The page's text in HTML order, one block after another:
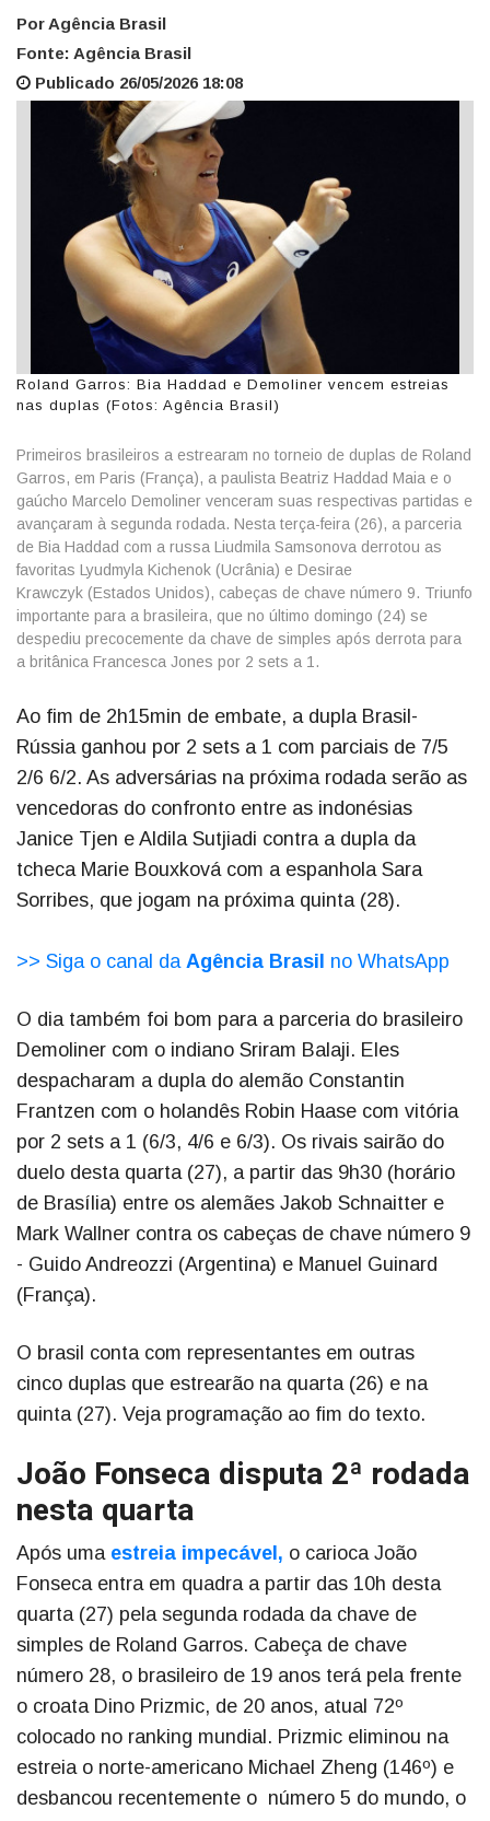
Por Agência Brasil
Fonte: Agência Brasil
Publicado 26/05/2026 18:08
Roland Garros: Bia Haddad e Demoliner vencem estreias
nas duplas (Fotos: Agência Brasil)
Primeiros brasileiros a estrearam no torneio de duplas de Roland
Garros, em Paris (França), a paulista Beatriz Haddad Maia e o
gaúcho Marcelo Demoliner venceram suas respectivas partidas e
avançaram à segunda rodada. Nesta terça-feira (26), a parceria
de Bia Haddad com a russa Liudmila Samsonova derrotou as
favoritas Lyudmyla Kichenok (Ucrânia) e Desirae
Krawczyk (Estados Unidos), cabeças de chave número 9. Triunfo
importante para a brasileira, que no último domingo (24) se
despediu precocemente da chave de simples após derrota para
a britânica Francesca Jones por 2 sets a 1.
Ao fim de 2h15min de embate, a dupla Brasil-
Rússia ganhou por 2 sets a 1 com parciais de 7/5
2/6 6/2. As adversárias na próxima rodada serão as
vencedoras do confronto entre as indonésias
Janice Tjen e Aldila Sutjiadi contra a dupla da
tcheca Marie Bouxková com a espanhola Sara
Sorribes, que jogam na próxima quinta (28).
>> Siga o canal da Agência Brasil no WhatsApp
O dia também foi bom para a parceria do brasileiro
Demoliner com o indiano Sriram Balaji. Eles
despacharam a dupla do alemão Constantin
Frantzen com o holandês Robin Haase com vitória
por 2 sets a 1 (6/3, 4/6 e 6/3). Os rivais sairão do
duelo desta quarta (27), a partir das 9h30 (horário
de Brasília) entre os alemães Jakob Schnaitter e
Mark Wallner contra os cabeças de chave número 9
- Guido Andreozzi (Argentina) e Manuel Guinard
(França).
O brasil conta com representantes em outras
cinco duplas que estrearão na quarta (26) e na
quinta (27). Veja programação ao fim do texto.
João Fonseca disputa 2ª rodada
nesta quarta
Após uma estreia impecável, o carioca João
Fonseca entra em quadra a partir das 10h desta
quarta (27) pela segunda rodada da chave de
simples de Roland Garros. Cabeça de chave
número 28, o brasileiro de 19 anos terá pela frente
o croata Dino Prizmic, de 20 anos, atual 72º
colocado no ranking mundial. Prizmic eliminou na
estreia o norte-americano Michael Zheng (146º) e
desbancou recentemente o número 5 do mundo, o